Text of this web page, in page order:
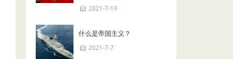
2021-7-19
什么是帝国主义？
2021-7-7